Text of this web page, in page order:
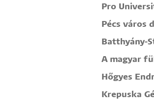
Pro
Pécs város
Batthyány-
A magyar
Hőgyes
Krepuska